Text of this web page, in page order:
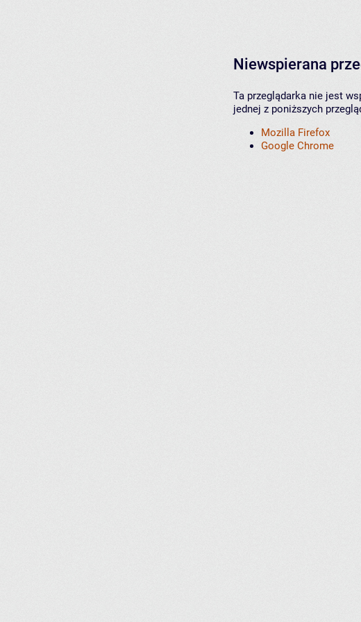
Niewspierana
Ta przeglądarka nie jest
jednej z poniższych
Mozilla Firefox
Google Chrome